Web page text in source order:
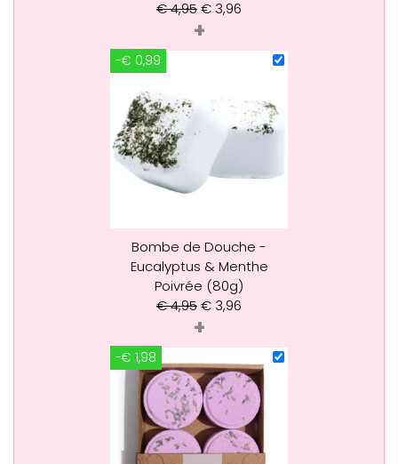
€4,95€ 3,96
+
-€ 0,99
Bombe de Douche -
Eucalyptus & Menthe
Poivrée (80g)
€4,95€ 3,96
+
-€ 1,98